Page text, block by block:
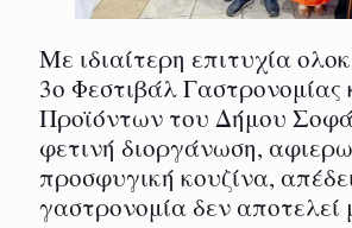
Με ιδιαίτερη επιτυχία
3ο Φεστιβάλ Γαστρονομίας
Προϊόντων του Δήμου
φετινή διοργάνωση,
προσφυγική κουζίνα,
γαστρονομία δεν αποτελεί